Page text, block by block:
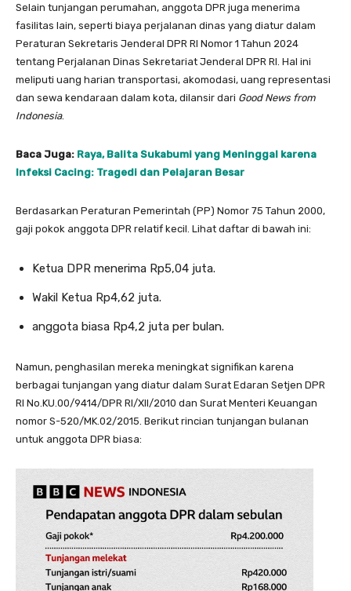
Selain tunjangan perumahan, anggota DPR juga menerima
fasilitas lain, seperti biaya perjalanan dinas yang diatur dalam
Peraturan Sekretaris Jenderal DPR RI Nomor 1 Tahun 2024
tentang Perjalanan Dinas Sekretariat Jenderal DPR RI. Hal ini
meliputi uang harian transportasi, akomodasi, uang representasi
dan sewa kendaraan dalam kota, dilansir dari Good News from
Indonesia.
Baca Juga: Raya, Balita Sukabumi yang Meninggal karena
Infeksi Cacing: Tragedi dan Pelajaran Besar
Berdasarkan Peraturan Pemerintah (PP) Nomor 75 Tahun 2000,
gaji pokok anggota DPR relatif kecil. Lihat daftar di bawah ini:
Ketua DPR menerima Rp5,04 juta.
Wakil Ketua Rp4,62 juta.
anggota biasa Rp4,2 juta per bulan.
Namun, penghasilan mereka meningkat signifikan karena
berbagai tunjangan yang diatur dalam Surat Edaran Setjen DPR
RI No.KU.00/9414/DPR RI/XII/2010 dan Surat Menteri Keuangan
nomor S-520/MK.02/2015. Berikut rincian tunjangan bulanan
untuk anggota DPR biasa: